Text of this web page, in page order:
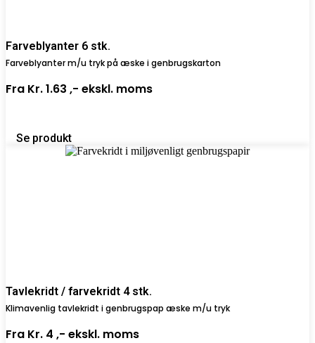
Farveblyanter 6 stk.
Farveblyanter m/u tryk på æske i genbrugskarton
Fra Kr. 1.63 ,- ekskl. moms
Se produkt
Tavlekridt / farvekridt 4 stk.
Klimavenlig tavlekridt i genbrugspap æske m/u tryk
Fra Kr. 4 ,- ekskl. moms